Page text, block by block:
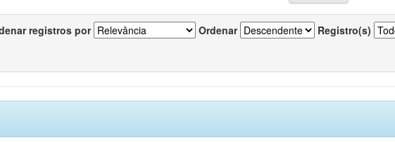
registros por Ordenar Registro(s)